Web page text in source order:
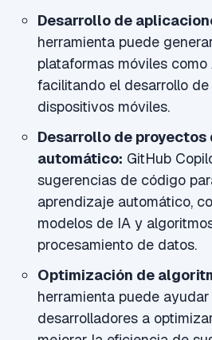
Desarrollo de
herramienta puede
plataformas móviles como
facilitando el desarrollo
dispositivos móviles.
Desarrollo de
automático: GitHub
sugerencias de código
aprendizaje automático,
modelos de IA y
procesamiento de datos.
Optimización de
herramienta puede
desarrolladores a